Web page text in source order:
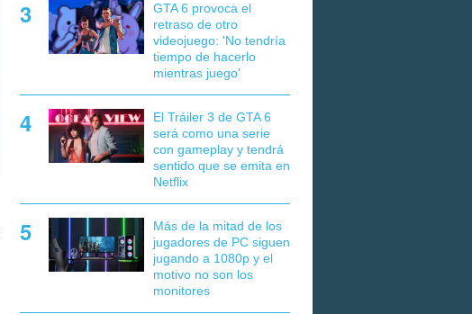
GTA 6 provoca el
retraso de otro
videojuego: 'No tendría
tiempo de hacerlo
mientras juego'
El Tráiler 3 de GTA 6
será como una serie
con gameplay y tendrá
sentido que se emita en
Netflix
Más de la mitad de los
jugadores de PC siguen
jugando a 1080p y el
motivo no son los
monitores